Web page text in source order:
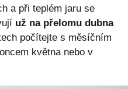
a při teplém jaru se
už na přelomu dubna
počítejte s měsíčním
května nebo v